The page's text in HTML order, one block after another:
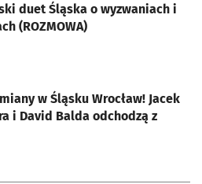
duet Śląska o wyzwaniach i
(ROZMOWA)
w Śląsku Wrocław! Jacek
i David Balda odchodzą z